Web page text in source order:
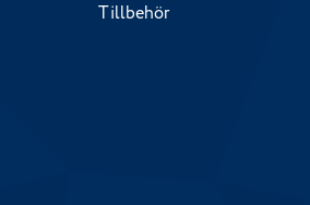
Tillbehör